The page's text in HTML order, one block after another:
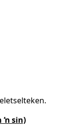
ŉ sin)